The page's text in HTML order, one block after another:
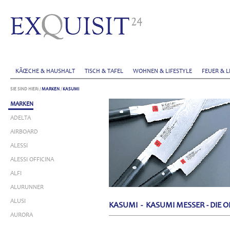
KÃŒCHE & HAUSHALT TISCH & TAFEL WOHNEN & LIFESTYLE FEUER &
SIE SIND HIER: /MARKEN / KASUMI
MARKEN
ADELTA
AIRBOARD
ALESSI
ALESSI OFFICINA
ALFI
ALURUNNER
ALUSI
AURORA
KASUMI - KASUMI MESSER - DIE